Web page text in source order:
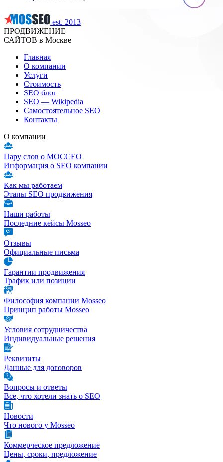
est. 2013
ПРОДВИЖЕНИЕ
САЙТОВ в Москве
Главная
О компании
Услуги
Стоимость
SEO блог
SEO — Wikipedia
Самостоятельное SEO
Контакты
О компании
Пару слов о МОССЕО
Информация о SEO компании
Как мы работаем
Этапы SEO продвижения
Наши работы
Последние кейсы Mosseo
Отзывы
Официальные письма
Гарантии продвижения
Трафик или позиции
Философия компании Mosseo
Принцип работы Mosseo
Условия сотрудничества
Индивидуальные решения
Реквизиты
Данные для договоров
Вопросы и ответы
Все, что хотели знать о SEO
Новости
Что нового у Mosseo
Коммерческое предложение
Цены, сроки, предложение